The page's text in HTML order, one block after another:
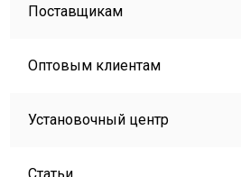
Поставщикам
Оптовым клиентам
Установочный центр